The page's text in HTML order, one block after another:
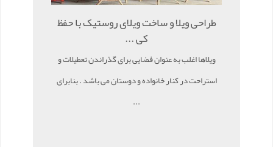
طراحی ویلا و ساخت ویلای روستیک با حفظ
کی ...
ویلاها اغلب به عنوان فضایی برای گذراندن تعطیلات و
استراحت در کنار خانواده و دوستان می باشد . بنابرای
...